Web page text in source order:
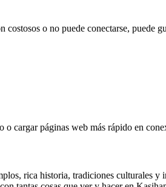
o no puede conectarse, puede
cargar páginas web más rápido en
rica historia, tradiciones culturales y